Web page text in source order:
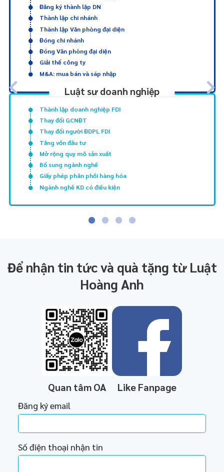
Đăng ký thành lập DN
Thành lập chi nhánh
Thành lập Văn phòng đại diện
Đóng chi nhánh
Đóng Văn phòng đại diện
Giải thể công ty
M&A: mua bán và sáp nhập
Luật sư doanh nghiệp
Thành lập doanh nghiệp FDI
Thay đổi GCNĐT
Thay đổi người ĐDPL FDI
Tăng vốn đầu tư
Mở rộng quy mô sản xuất
Bổ sung ngành nghề
Giấy phép phân phối hàng hóa
Ngành nghề KD có điều kiện
Để nhận tin tức và quà tặng từ Luật
Hoàng Anh
Quan tâm OA Like Fanpage
Đăng ký email
Số điện thoại nhận tin